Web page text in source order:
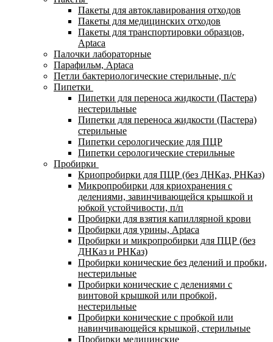
Пакеты для автоклавирования отходов
Пакеты для медицинских отходов
Пакеты для транспортировки образцов,
Aptaca
Палочки лабораторные
Парафильм, Aptaca
Петли бактериологические стерильные, п/с
Пипетки
Пипетки для переноса жидкости (Пастера)
нестерильные
Пипетки для переноса жидкости (Пастера)
стерильные
Пипетки серологические для ПЦР
Пипетки серологические стерильные
Пробирки
Криопробирки для ПЦР (без ДНКаз, РНКаз)
Микропробирки для криохранения с
делениями, завинчивающейся крышкой и
юбкой устойчивости, п/п
Пробирки для взятия капиллярной крови
Пробирки для урины, Aptaca
Пробирки и микропробирки для ПЦР (без
ДНКаз и РНКаз)
Пробирки конические без делений и пробки,
нестерильные
Пробирки конические с делениями с
винтовой крышкой или пробкой,
нестерильные
Пробирки конические с пробкой или
навинчивающейся крышкой, стерильные
Пробирки медицинские